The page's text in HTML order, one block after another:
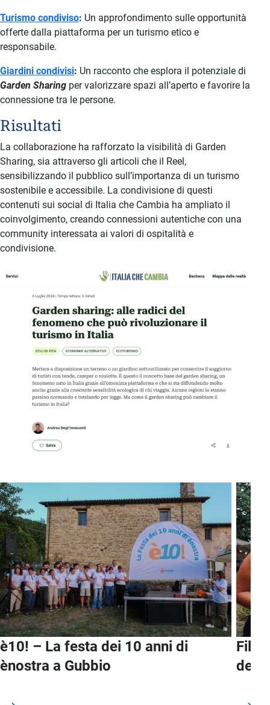
Turismo condiviso: Un approfondimento sulle opportunità
offerte dalla piattaforma per un turismo etico e
responsabile.
Giardini condivisi: Un racconto che esplora il potenziale di
Garden Sharing per valorizzare spazi all’aperto e favorire la
connessione tra le persone.
Risultati
La collaborazione ha rafforzato la visibilità di Garden
Sharing, sia attraverso gli articoli che il Reel,
sensibilizzando il pubblico sull’importanza di un turismo
sostenibile e accessibile. La condivisione di questi
contenuti sui social di Italia che Cambia ha ampliato il
coinvolgimento, creando connessioni autentiche con una
community interessata ai valori di ospitalità e
condivisione.
è10! – La festa dei 10 anni di
ènostra a Gubbio